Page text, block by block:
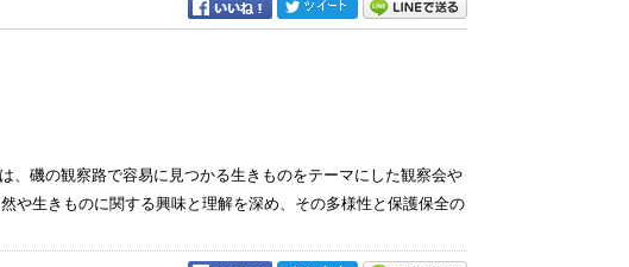
磯の観察路で容易に見つかる生きものをテーマにした観察会や
生きものに関する興味と理解を深め、その多様性と保護保全の